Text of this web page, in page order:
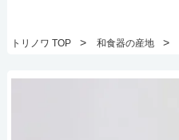
トリノワ TOP > 和食器の産地 >